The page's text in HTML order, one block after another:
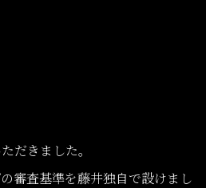
だきました。
審査基準を藤井独自で設けまし